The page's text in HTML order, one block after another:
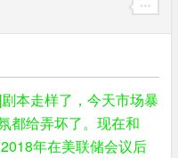
本走样了，今天市场暴
都给弄坏了。现在和
年在美联储会议后